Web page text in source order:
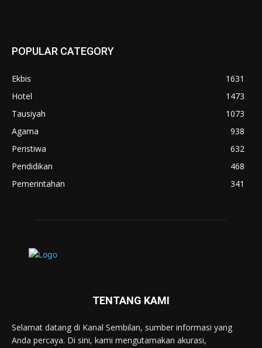
POPULAR CATEGORY
Ekbis
1631
Hotel
1473
Tausiyah
1073
Agama
938
Peristiwa
632
Pendidikan
468
Pemerintahan
341
TENTANG KAMI
Selamat datang di Kanal Sembilan, sumber informasi yang
Anda percaya. Di sini, kami mengutamakan akurasi,